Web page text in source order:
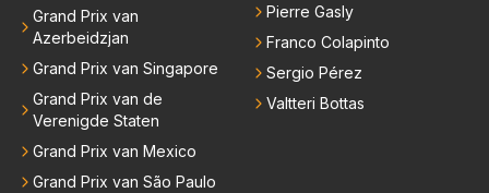
Grand Prix van
Azerbeidzjan
Grand Prix van Singapore
Grand Prix van de
Verenigde Staten
Grand Prix van Mexico
Grand Prix van São Paulo
Pierre Gasly
Franco Colapinto
Sergio Pérez
Valtteri Bottas